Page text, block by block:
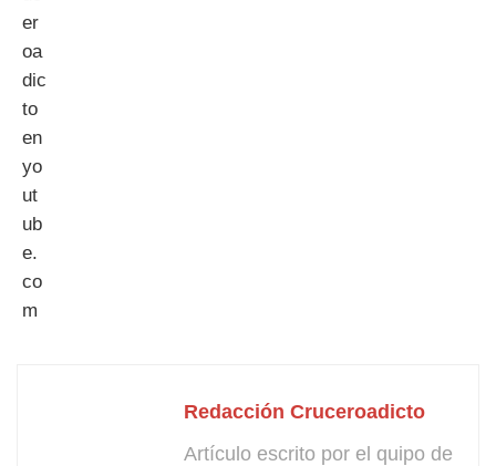
Redacción Cruceroadicto
Artículo escrito por el quipo de